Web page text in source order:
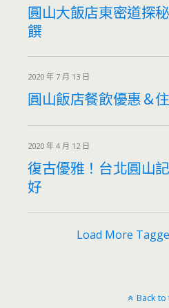
圓山大飯店東密道探
饌
2020 年 7 月 13 日
圓山飯店餐飲優惠＆
2020 年 4 月 12 日
復古優雅！台北圓山
好
Load More
Back to